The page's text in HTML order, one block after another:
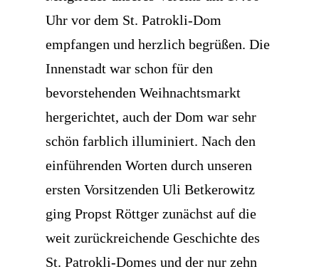
Uhr vor dem St. Patrokli-Dom
empfangen und herzlich begrüßen. Die
Innenstadt war schon für den
bevorstehenden Weihnachtsmarkt
hergerichtet, auch der Dom war sehr
schön farblich illuminiert. Nach den
einführenden Worten durch unseren
ersten Vorsitzenden Uli Betkerowitz
ging Propst Röttger zunächst auf die
weit zurückreichende Geschichte des
St. Patrokli-Domes und der nur zehn